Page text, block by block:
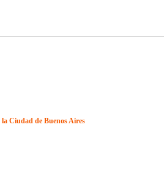
Ciudad de Buenos Aires